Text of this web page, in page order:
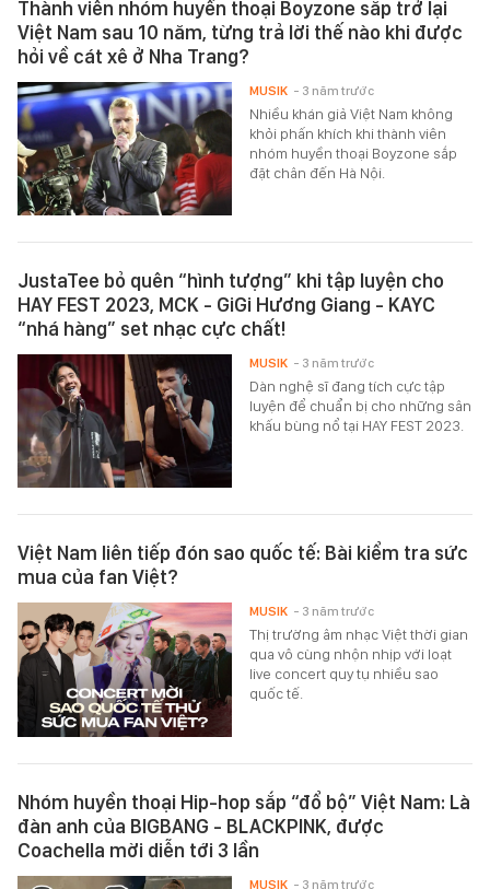
Thành viên nhóm huyền thoại Boyzone sắp trở lại
Việt Nam sau 10 năm, từng trả lời thế nào khi được
hỏi về cát xê ở Nha Trang?
Nhiều khán giả Việt Nam không
khỏi phấn khích khi thành viên
nhóm huyền thoại Boyzone sắp
đặt chân đến Hà Nội.
MUSIK - 3 năm trước
JustaTee bỏ quên “hình tượng” khi tập luyện cho
HAY FEST 2023, MCK - GiGi Hương Giang - KAYC
“nhá hàng” set nhạc cực chất!
Dàn nghệ sĩ đang tích cực tập
luyện để chuẩn bị cho những sân
khấu bùng nổ tại HAY FEST 2023.
MUSIK - 3 năm trước
Việt Nam liên tiếp đón sao quốc tế: Bài kiểm tra sức
mua của fan Việt?
Thị trường âm nhạc Việt thời gian
qua vô cùng nhộn nhịp với loạt
live concert quy tụ nhiều sao
quốc tế.
MUSIK - 3 năm trước
Nhóm huyền thoại Hip-hop sắp “đổ bộ” Việt Nam: Là
đàn anh của BIGBANG - BLACKPINK, được
Coachella mời diễn tới 3 lần
MUSIK - 3 năm trước